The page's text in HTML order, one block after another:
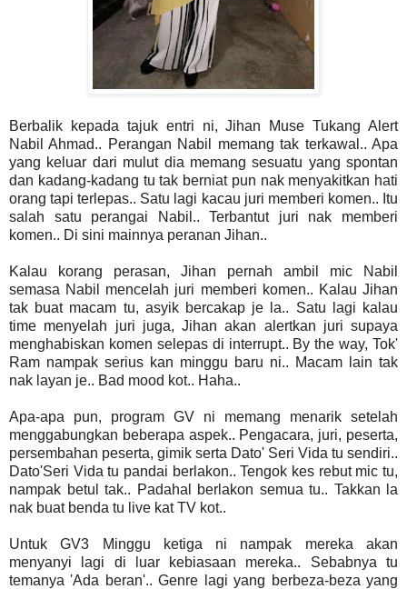
Berbalik kepada tajuk entri ni, Jihan Muse Tukang Alert
Nabil Ahmad.. Perangan Nabil memang tak terkawal.. Apa
yang keluar dari mulut dia memang sesuatu yang spontan
dan kadang-kadang tu tak berniat pun nak menyakitkan hati
orang tapi terlepas.. Satu lagi kacau juri memberi komen.. Itu
salah satu perangai Nabil.. Terbantut juri nak memberi
komen.. Di sini mainnya peranan Jihan..
Kalau korang perasan, Jihan pernah ambil mic Nabil
semasa Nabil mencelah juri memberi komen.. Kalau Jihan
tak buat macam tu, asyik bercakap je la.. Satu lagi kalau
time menyelah juri juga, Jihan akan alertkan juri supaya
menghabiskan komen selepas di interrupt.. By the way, Tok'
Ram nampak serius kan minggu baru ni.. Macam lain tak
nak layan je.. Bad mood kot.. Haha..
Apa-apa pun, program GV ni memang menarik setelah
menggabungkan beberapa aspek.. Pengacara, juri, peserta,
persembahan peserta, gimik serta Dato' Seri Vida tu sendiri..
Dato'Seri Vida tu pandai berlakon.. Tengok kes rebut mic tu,
nampak betul tak.. Padahal berlakon semua tu.. Takkan la
nak buat benda tu live kat TV kot..
Untuk GV3 Minggu ketiga ni nampak mereka akan
menyanyi lagi di luar kebiasaan mereka.. Sebabnya tu
temanya 'Ada beran'.. Genre lagi yang berbeza-beza yang